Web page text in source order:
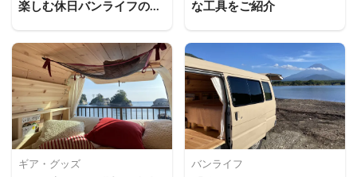
楽しむ休日バンライフのス
な工具をご紹介
ギア・グッズ バンライフ